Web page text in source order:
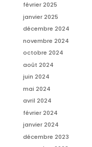
février 2025
janvier 2025
décembre 2024
novembre 2024
octobre 2024
août 2024
juin 2024
mai 2024
avril 2024
février 2024
janvier 2024
décembre 2023